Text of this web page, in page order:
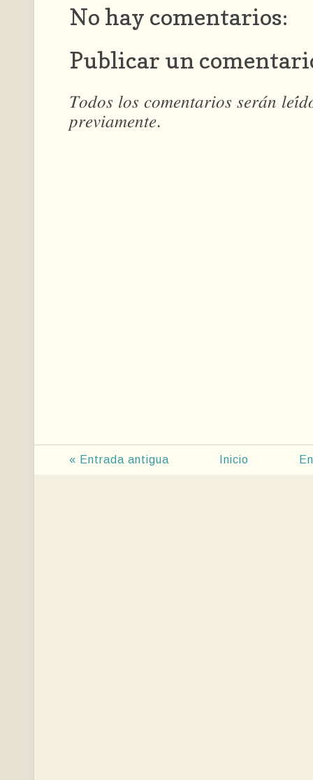
No hay comentarios:
Publicar un
𝑇𝑜𝑑𝑜𝑠 𝑙𝑜𝑠 𝑐𝑜𝑚𝑒𝑛𝑡𝑎𝑟𝑖𝑜𝑠 𝑠𝑒𝑟𝑎́𝑛
𝑝𝑟𝑒𝑣𝑖𝑎𝑚𝑒𝑛𝑡𝑒.
« Entrada antigua Inicio